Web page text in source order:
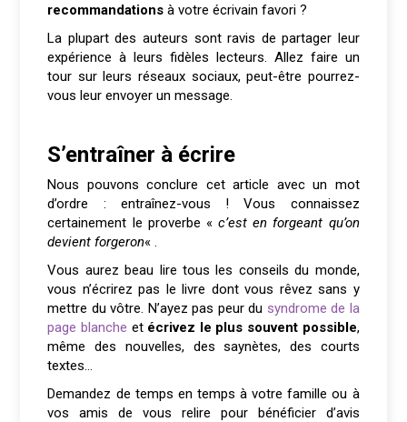
recommandations à votre écrivain favori ?
La plupart des auteurs sont ravis de partager leur
expérience à leurs fidèles lecteurs. Allez faire un
tour sur leurs réseaux sociaux, peut-être pourrez-
vous leur envoyer un message.
S’entraîner à écrire
Nous pouvons conclure cet article avec un mot
d’ordre : entraînez-vous ! Vous connaissez
certainement le proverbe «c’est en forgeant qu’on
devient forgeron« .
Vous aurez beau lire tous les conseils du monde,
vous n’écrirez pas le livre dont vous rêvez sans y
mettre du vôtre. N’ayez pas peur du syndrome de la
page blanche et écrivez le plus souvent possible,
même des nouvelles, des saynètes, des courts
textes…
Demandez de temps en temps à votre famille ou à
vos amis de vous relire pour bénéficier d’avis